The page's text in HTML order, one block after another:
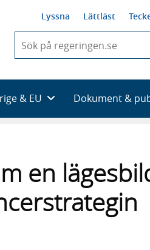
Lyssna Lättläst
du
skriva
framträder
en
& EU Dokument &
en